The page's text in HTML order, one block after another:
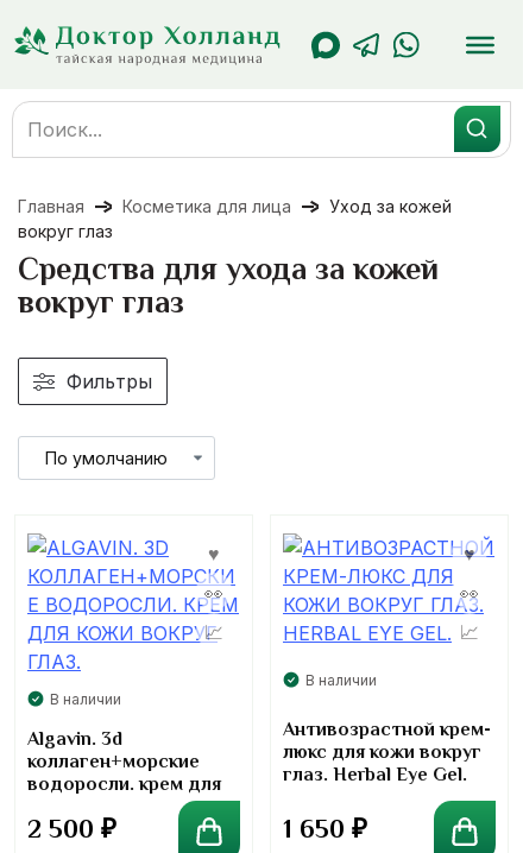
содержанию
Search
for:
Главная Косметика для лица
Уход за кожей
вокруг глаз
Средства для ухода за кожей
вокруг глаз
Фильтры
В наличии
Algavin. 3d
коллаген+морские
водоросли. крем для
кожи вокруг глаз.
2 500 ₽
В наличии
Антивозрастной крем-
люкс для кожи вокруг
глаз. Herbal Eye Gel.
1 650 ₽